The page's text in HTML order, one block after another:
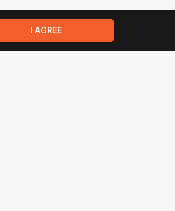
I AGREE